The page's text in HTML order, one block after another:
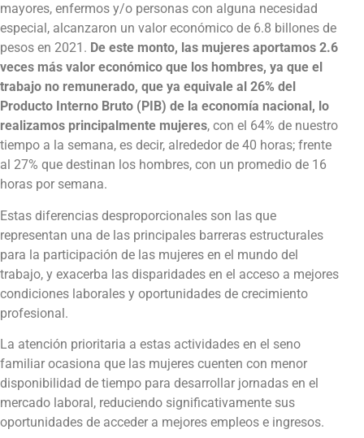
mayores, enfermos y/o personas con alguna necesidad
especial, alcanzaron un valor económico de 6.8 billones de
pesos en 2021. De este monto, las mujeres aportamos 2.6
veces más valor económico que los hombres, ya que el
trabajo no remunerado, que ya equivale al 26% del
Producto Interno Bruto (PIB) de la economía nacional, lo
realizamos principalmente mujeres, con el 64% de nuestro
tiempo a la semana, es decir, alrededor de 40 horas; frente
al 27% que destinan los hombres, con un promedio de 16
horas por semana.
Estas diferencias desproporcionales son las que
representan una de las principales barreras estructurales
para la participación de las mujeres en el mundo del
trabajo, y exacerba las disparidades en el acceso a mejores
condiciones laborales y oportunidades de crecimiento
profesional.
La atención prioritaria a estas actividades en el seno
familiar ocasiona que las mujeres cuenten con menor
disponibilidad de tiempo para desarrollar jornadas en el
mercado laboral, reduciendo significativamente sus
oportunidades de acceder a mejores empleos e ingresos.